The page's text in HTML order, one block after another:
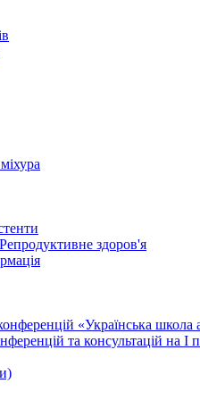
здоров'я
«Українська школа
та консультацій